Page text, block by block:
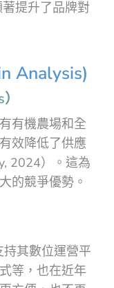
提升了品牌對
Analysis)
有機農場和全
效降低了供應
2024）。這為
的競爭優勢。
其數位運營平
等，也在近年